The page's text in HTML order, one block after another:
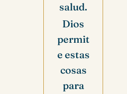
salud.
Dios
permit
e estas
cosas
para